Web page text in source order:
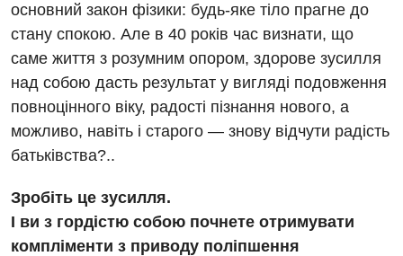
Оториноларингологія
Офтальмологічне відділення
Педіатричне відділення
Проктологія
Судинна хірургія
Терапевтичне відділення
основний закон фізики: будь-яке тіло прагне до
стану спокою. Але в 40 років час визнати, що
саме життя з розумним опором, здорове зусилля
над собою дасть результат у вигляді подовження
повноцінного віку, радості пізнання нового, а
можливо, навіть і старого — знову відчути радість
батьківства?..
Зробіть це зусилля.
І ви з гордістю собою почнете отримувати
компліменти з приводу поліпшення